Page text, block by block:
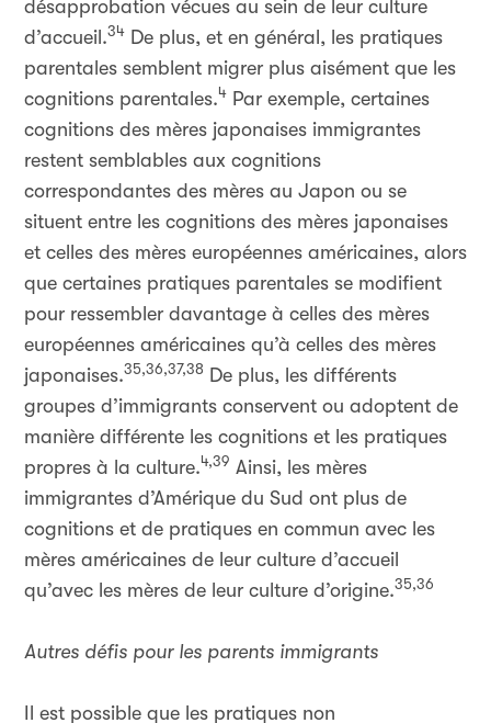
désapprobation vécues au sein de leur culture
d’accueil.34 De plus, et en général, les pratiques
parentales semblent migrer plus aisément que les
cognitions parentales.4 Par exemple, certaines
cognitions des mères japonaises immigrantes
restent semblables aux cognitions
correspondantes des mères au Japon ou se
situent entre les cognitions des mères japonaises
et celles des mères européennes américaines, alors
que certaines pratiques parentales se modifient
pour ressembler davantage à celles des mères
européennes américaines qu’à celles des mères
japonaises.35,36,37,38 De plus, les différents
groupes d’immigrants conservent ou adoptent de
manière différente les cognitions et les pratiques
propres à la culture.4,39 Ainsi, les mères
immigrantes d’Amérique du Sud ont plus de
cognitions et de pratiques en commun avec les
mères américaines de leur culture d’accueil
qu’avec les mères de leur culture d’origine.35,36
Autres défis pour les parents immigrants
Il est possible que les pratiques non